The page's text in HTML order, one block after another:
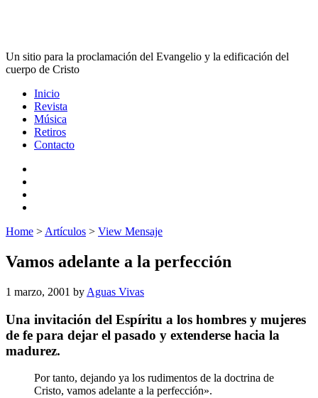
Un sitio para la proclamación del Evangelio y la edificación del
cuerpo de Cristo
Inicio
Revista
Música
Retiros
Contacto
Home > Artículos > View Mensaje
Vamos adelante a la perfección
1 marzo, 2001 by Aguas Vivas
Una invitación del Espíritu a los hombres y mujeres
de fe para dejar el pasado y extenderse hacia la
madurez.
Por tanto, dejando ya los rudimentos de la doctrina de
Cristo, vamos adelante a la perfección».